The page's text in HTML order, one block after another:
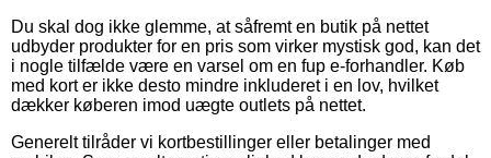
Du skal dog ikke glemme, at såfremt en butik på nettet
udbyder produkter for en pris som virker mystisk god, kan det
i nogle tilfælde være en varsel om en fup e-forhandler. Køb
med kort er ikke desto mindre inkluderet i en lov, hvilket
dækker køberen imod uægte outlets på nettet.
Generelt tilråder vi kortbestillinger eller betalinger med